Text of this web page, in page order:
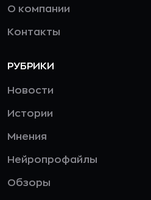
О компании
Контакты
РУБРИКИ
Новости
Истории
Мнения
Нейропрофайлы
Обзоры